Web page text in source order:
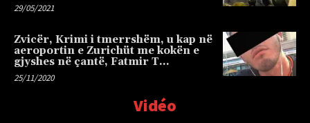
29/05/2021
Zvicër, Krimi i tmerrshëm, u kap në
aeroportin e Zurichüt me kokën e
gjyshes në çantë, Fatmir T…
25/11/2020
Vidéo